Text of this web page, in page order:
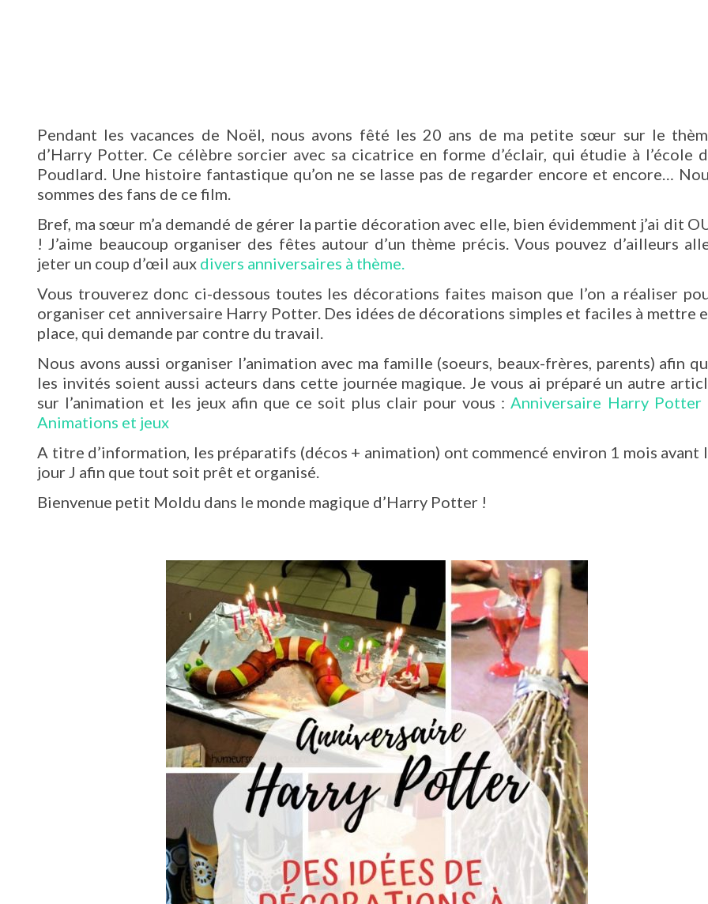
Pendant les vacances de Noël, nous avons fêté les 20 ans de ma petite sœur sur le
d’Harry Potter. Ce célèbre sorcier avec sa cicatrice en forme d’éclair, qui étudie à l’école
Poudlard. Une histoire fantastique qu’on ne se lasse pas de regarder encore et encore…
sommes des fans de ce film.
Bref, ma sœur m’a demandé de gérer la partie décoration avec elle, bien évidemment j’ai dit
! J’aime beaucoup organiser des fêtes autour d’un thème précis. Vous pouvez d’ailleurs
jeter un coup d’œil aux divers anniversaires à thème.
Vous trouverez donc ci-dessous toutes les décorations faites maison que l’on a réaliser
organiser cet anniversaire Harry Potter. Des idées de décorations simples et faciles à mettre
place, qui demande par contre du travail.
Nous avons aussi organiser l’animation avec ma famille (soeurs, beaux-frères, parents) afin
les invités soient aussi acteurs dans cette journée magique. Je vous ai préparé un autre
sur l’animation et les jeux afin que ce soit plus clair pour vous :Anniversaire Harry Potter
Animations et jeux
A titre d’information, les préparatifs (décos + animation) ont commencé environ 1 mois avant
jour J afin que tout soit prêt et organisé.
Bienvenue petit Moldu dans le monde magique d’Harry Potter !